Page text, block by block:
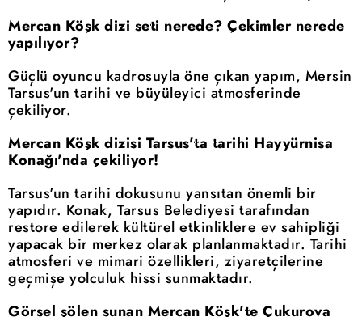
Mercan Köşk dizi seti nerede? Çekimler nerede
yapılıyor?
Güçlü oyuncu kadrosuyla öne çıkan yapım, Mersin
Tarsus'un tarihi ve büyüleyici atmosferinde
çekiliyor.
Mercan Köşk dizisi Tarsus'ta tarihi Hayyürnisa
Konağı'nda çekiliyor!
Tarsus'un tarihi dokusunu yansıtan önemli bir
yapıdır. Konak, Tarsus Belediyesi tarafından
restore edilerek kültürel etkinliklere ev sahipliği
yapacak bir merkez olarak planlanmaktadır. Tarihi
atmosferi ve mimari özellikleri, ziyaretçilerine
geçmişe yolculuk hissi sunmaktadır.
Görsel şölen sunan Mercan Köşk'te Çukurova